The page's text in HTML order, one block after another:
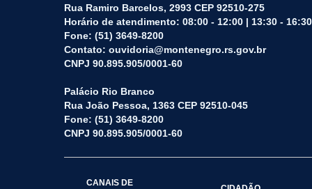
Rua Ramiro Barcelos, 2993 CEP 92510-275
Horário de atendimento: 08:00 - 12:00 | 13:30 - 16:30
Fone: (51) 3649-8200
Contato: ouvidoria@montenegro.rs.gov.br
CNPJ 90.895.905/0001-60
Palácio Rio Branco
Rua João Pessoa, 1363 CEP 92510-045
Fone: (51) 3649-8200
CNPJ 90.895.905/0001-60
CANAIS DE